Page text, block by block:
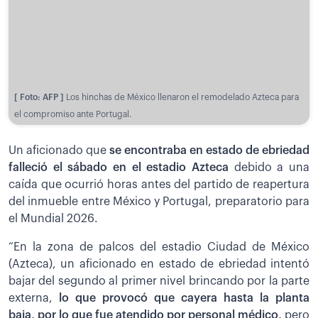
[ Foto: AFP ]
Los hinchas de México llenaron el remodelado Azteca para
el compromiso ante Portugal.
Un aficionado que se encontraba en estado de ebriedad
falleció el sábado en el estadio Azteca debido a una
caída que ocurrió horas antes del partido de reapertura
del inmueble entre México y Portugal, preparatorio para
el Mundial 2026.
“En la zona de palcos del estadio Ciudad de México
(Azteca), un aficionado en estado de ebriedad intentó
bajar del segundo al primer nivel brincando por la parte
externa,
lo que provocó que cayera hasta la planta
baja, por lo que fue atendido por personal médico, pero